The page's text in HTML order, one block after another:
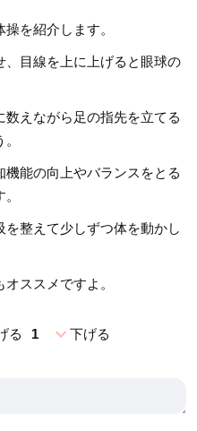
を紹介します。
目線を上に上げると眼球の
えながら足の指先を立てる
能の向上やバランスをとる
整えて少しずつ体を動かし
ススメですよ。
る 1 expand_more下げる